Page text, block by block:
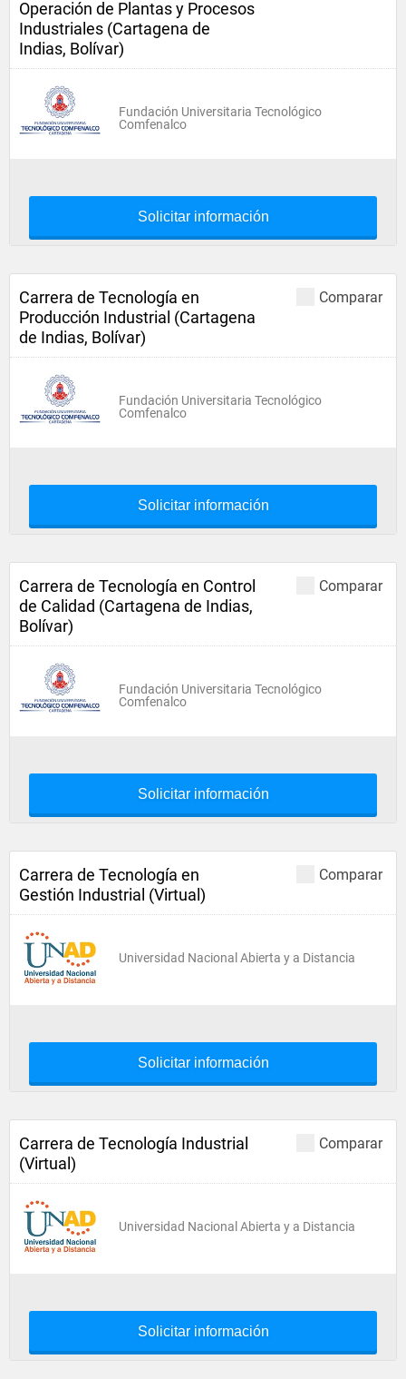
Operación de Plantas y Procesos
Industriales (Cartagena de
Indias, Bolívar)
Fundación Universitaria Tecnológico
Comfenalco
Solicitar información
Comparar
Carrera de Tecnología en
Producción Industrial (Cartagena
de Indias, Bolívar)
Fundación Universitaria Tecnológico
Comfenalco
Solicitar información
Comparar
Carrera de Tecnología en Control
de Calidad (Cartagena de Indias,
Bolívar)
Fundación Universitaria Tecnológico
Comfenalco
Solicitar información
Comparar
Carrera de Tecnología en
Gestión Industrial (Virtual)
Universidad Nacional Abierta y a Distancia
Solicitar información
Comparar
Carrera de Tecnología Industrial
(Virtual)
Universidad Nacional Abierta y a Distancia
Solicitar información